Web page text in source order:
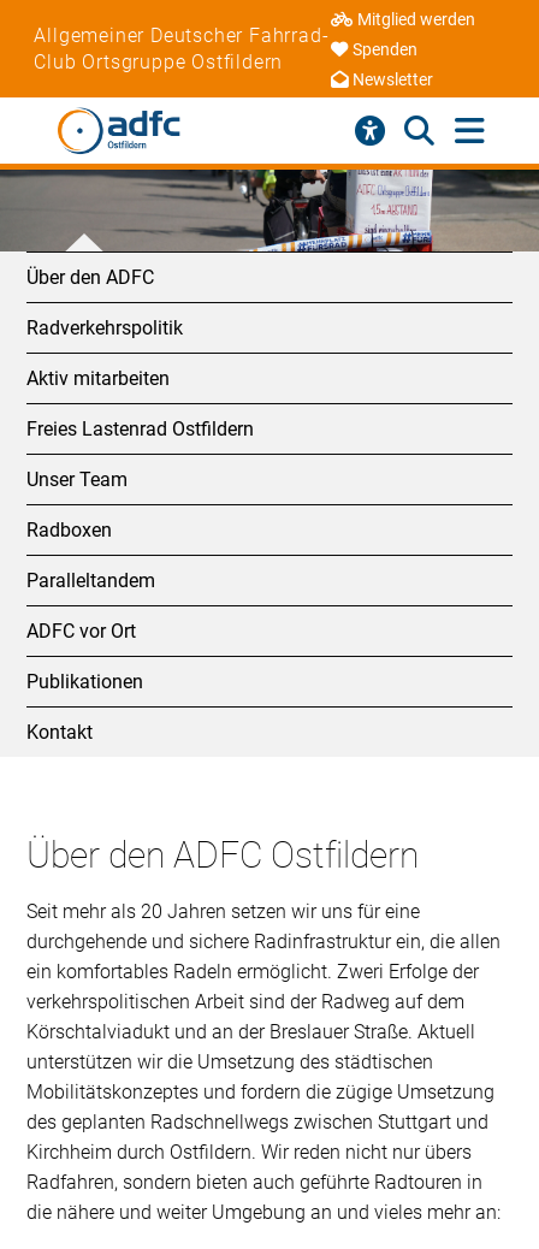
Allgemeiner Deutscher Fahrrad-
Club Ortsgruppe Ostfildern
Mitglied werden
Spenden
Newsletter
Über den ADFC
Radverkehrspolitik
Aktiv mitarbeiten
Freies Lastenrad Ostfildern
Unser Team
Radboxen
Paralleltandem
ADFC vor Ort
Publikationen
Kontakt
Über den ADFC Ostfildern
Seit mehr als 20 Jahren setzen wir uns für eine
durchgehende und sichere Radinfrastruktur ein, die allen
ein komfortables Radeln ermöglicht. Zweri Erfolge der
verkehrspolitischen Arbeit sind der Radweg auf dem
Körschtalviadukt und an der Breslauer Straße. Aktuell
unterstützen wir die Umsetzung des städtischen
Mobilitätskonzeptes und fordern die zügige Umsetzung
des geplanten Radschnellwegs zwischen Stuttgart und
Kirchheim durch Ostfildern. Wir reden nicht nur übers
Radfahren, sondern bieten auch geführte Radtouren in
die nähere und weiter Umgebung an und vieles mehr an: